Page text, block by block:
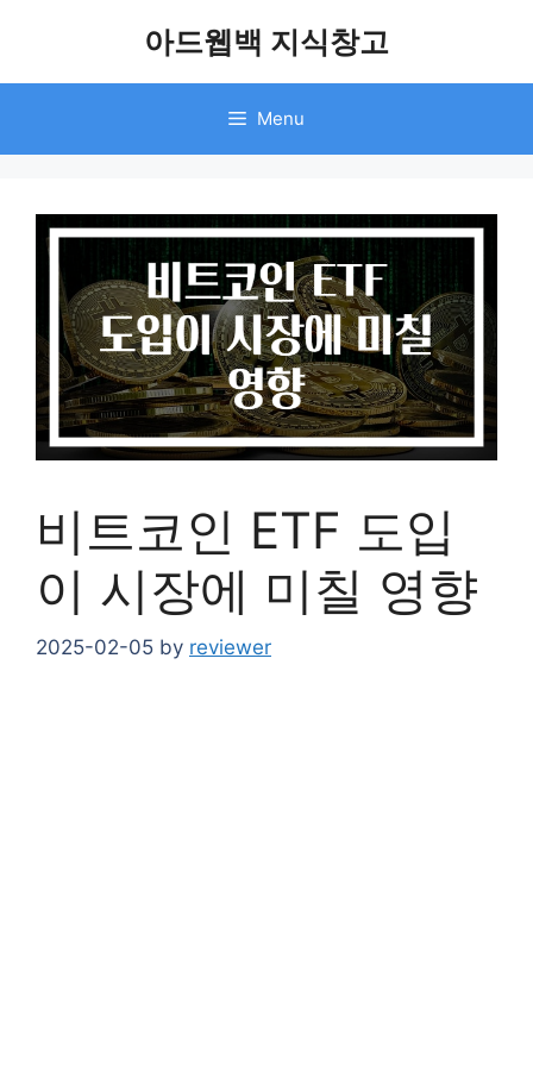
아드웹백 지식창고
Menu
비트코인 ETF 도입
이 시장에 미칠 영향
2025-02-05 by reviewer